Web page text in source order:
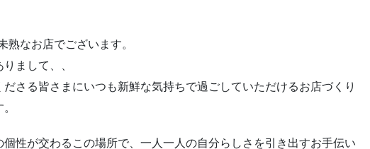
なお店でございます。
まして、、
さる皆さまにいつも新鮮な気持ちで過ごしていただけるお店づくり
性が交わるこの場所で、一人一人の自分らしさを引き出すお手伝い